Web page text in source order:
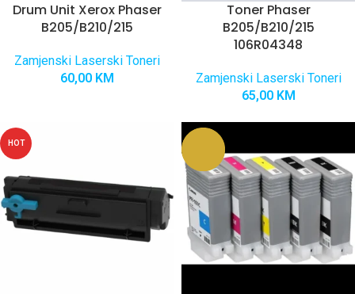
Drum Unit Xerox Phaser
B205/B210/215
Zamjenski Laserski Toneri
60,00 KM
Toner Phaser
B205/B210/215
106R04348
Zamjenski Laserski Toneri
65,00 KM
HOT